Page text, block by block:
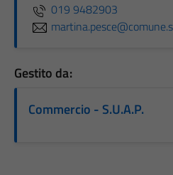
019 9482903
Gestito da:
Commercio - S.U.A.P.